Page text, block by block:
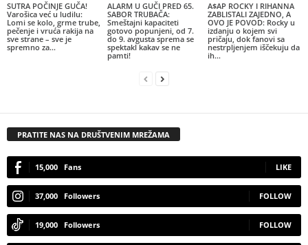
SUTRA POČINJE GUČA!
Varošica već u ludilu:
Lomi se kolo, grme trube,
pečenje i vruća rakija na
sve strane – sve je
spremno za...
ALARM U GUČI PRED 65.
SABOR TRUBAČA:
Smeštajni kapaciteti
gotovo popunjeni, od 7.
do 9. avgusta sprema se
spektakl kakav se ne
pamti!
A$AP ROCKY I RIHANNA
ZABLISTALI ZAJEDNO, A
OVO JE POVOD: Rocky u
izdanju o kojem svi
pričaju, dok fanovi sa
nestrpljenjem iščekuju da
ih...
PRATITE NAS NA DRUŠTVENIM MREŽAMA
15,000 Fans LIKE
37,000 Followers FOLLOW
19,000 Followers FOLLOW